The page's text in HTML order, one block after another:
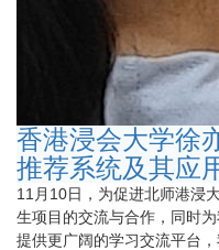
香港浸会大学徐
推荐系统及其应
11月10日，为促进北师港浸
生项目的交流与合作，同时
提供更广阔的学习交流平台